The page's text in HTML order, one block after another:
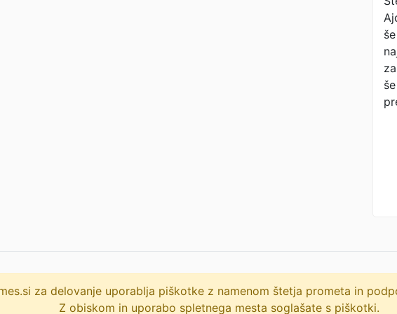
za delovanje uporablja piškotke z namenom štetja prometa in
Z obiskom in uporabo spletnega mesta soglašate s piškotki.